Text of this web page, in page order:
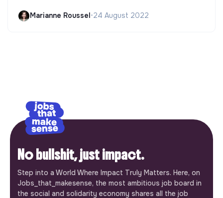
Marianne Roussel •24 August 2022
No bullshit, just impact.
Step into a World Where Impact Truly Matters. Here, on
Jobs_that_makesense, the most ambitious job board in
the social and solidarity economy shares all the job